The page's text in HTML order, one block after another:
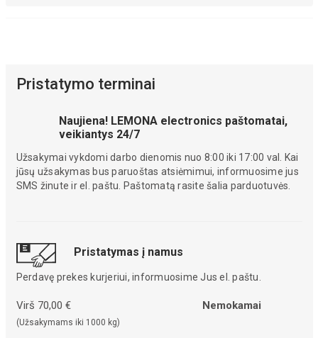
Pristatymo terminai
Naujiena! LEMONA electronics paštomatai,
veikiantys 24/7
Užsakymai vykdomi darbo dienomis nuo 8:00 iki 17:00 val. Kai
jūsų užsakymas bus paruoštas atsiėmimui, informuosime jus
SMS žinute ir el. paštu. Paštomatą rasite šalia parduotuvės.
Pristatymas į namus
Perdavę prekes kurjeriui, informuosime Jus el. paštu.
Virš 70,00 €
(Užsakymams iki 1000 kg)
Nemokamai